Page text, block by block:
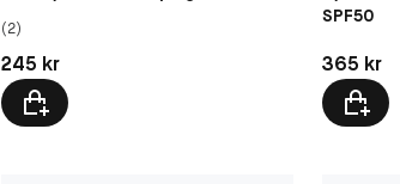
(2)
Pris: 245 kr
245 kr
SPF50
Pris: 365 kr
365 kr